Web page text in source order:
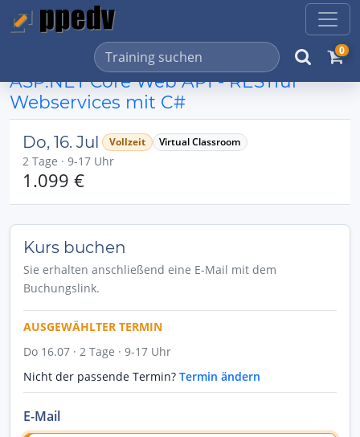
0
ASP.NET Core Web API - RESTful
Webservices mit C#
Do, 16. Jul Vollzeit Virtual Classroom
2 Tage · 9-17 Uhr
1.099 €
Kurs buchen
Sie erhalten anschließend eine E-Mail mit dem
Buchungslink.
AUSGEWÄHLTER TERMIN
Do 16.07 · 2 Tage · 9-17 Uhr
Nicht der passende Termin? Termin ändern
E-Mail